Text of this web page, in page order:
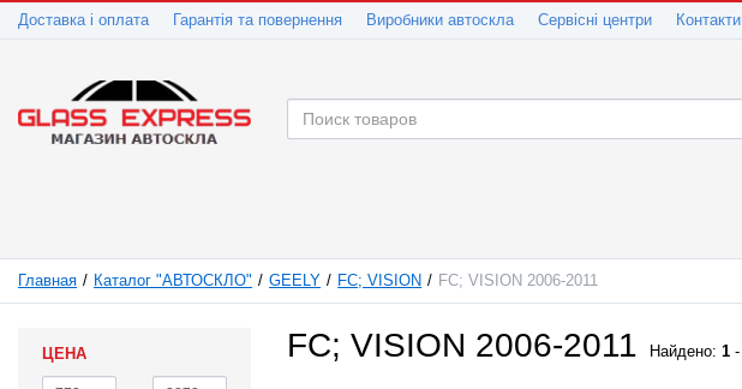
Доставка і оплата Гарантія та повернення Виробники автоскла Сервісні центри Контакти
Главная Каталог "АВТОСКЛО" GEELY FC; VISION FC; VISION 2006-2011
ЦЕНА FC; VISION 2006-2011 Найдено: 1 -